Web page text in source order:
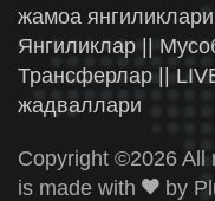
жамоа
Янгиликлар ||
Трансферлар ||
жадваллари
Copyright ©2026 All
is made with
by